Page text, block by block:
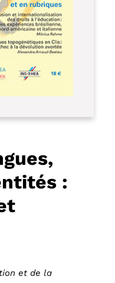
:
et de la